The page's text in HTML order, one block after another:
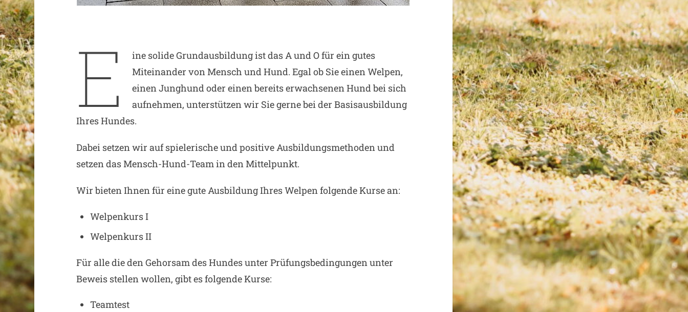
E
ine solide Grundausbildung ist das A und O für ein gutes
Miteinander von Mensch und Hund. Egal ob Sie einen Welpen,
einen Junghund oder einen bereits erwachsenen Hund bei sich
aufnehmen, unterstützen wir Sie gerne bei der Basisausbildung
Ihres Hundes.
Dabei setzen wir auf spielerische und positive Ausbildungsmethoden und
setzen das Mensch-Hund-Team in den Mittelpunkt.
Wir bieten Ihnen für eine gute Ausbildung Ihres Welpen folgende Kurse an:
Welpenkurs I
Welpenkurs II
Für alle die den Gehorsam des Hundes unter Prüfungsbedingungen unter
Beweis stellen wollen, gibt es folgende Kurse:
Teamtest